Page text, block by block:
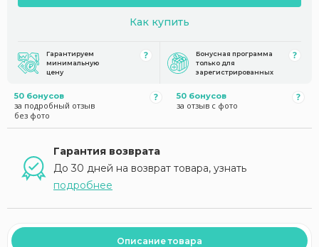
Как купить
Гарантируем
минимальную
цену
Бонусная программа
только для
зарегистрированных
50 бонусов
за подробный отзыв
без фото
50 бонусов
за отзыв с фото
Гарантия возврата
До 30 дней на возврат товара, узнать
подробнее
Описание товара